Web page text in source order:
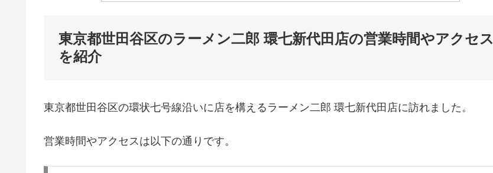
東京都世田谷区のラーメン二郎 環七新代田店の営業時間やアクセス
を紹介
東京都世田谷区の環状七号線沿いに店を構えるラーメン二郎 環七新代田店に訪れました。
営業時間やアクセスは以下の通りです。